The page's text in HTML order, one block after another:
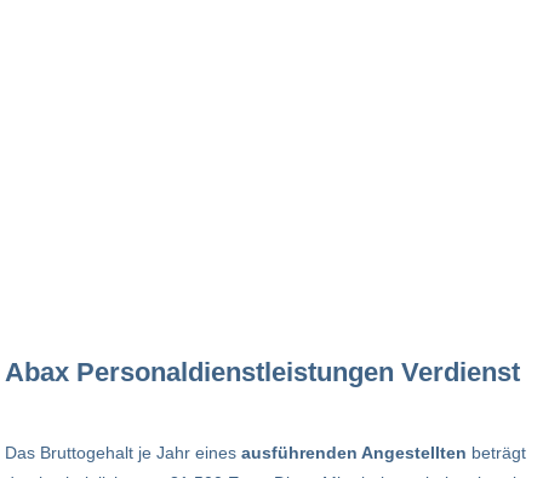
Abax Personaldienstleistungen Verdienst
Das Bruttogehalt je Jahr eines ausführenden Angestellten beträgt